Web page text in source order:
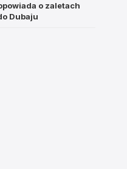
o zaletach
Dubaju